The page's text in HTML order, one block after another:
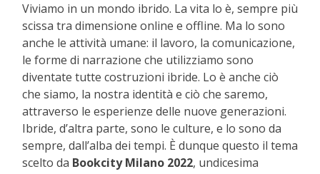
Viviamo in un mondo ibrido. La vita lo è, sempre più
scissa tra dimensione online e offline. Ma lo sono
anche le attività umane: il lavoro, la comunicazione,
le forme di narrazione che utilizziamo sono
diventate tutte costruzioni ibride. Lo è anche ciò
che siamo, la nostra identità e ciò che saremo,
attraverso le esperienze delle nuove generazioni.
Ibride, d’altra parte, sono le culture, e lo sono da
sempre, dall’alba dei tempi. È dunque questo il tema
scelto da Bookcity Milano 2022, undicesima